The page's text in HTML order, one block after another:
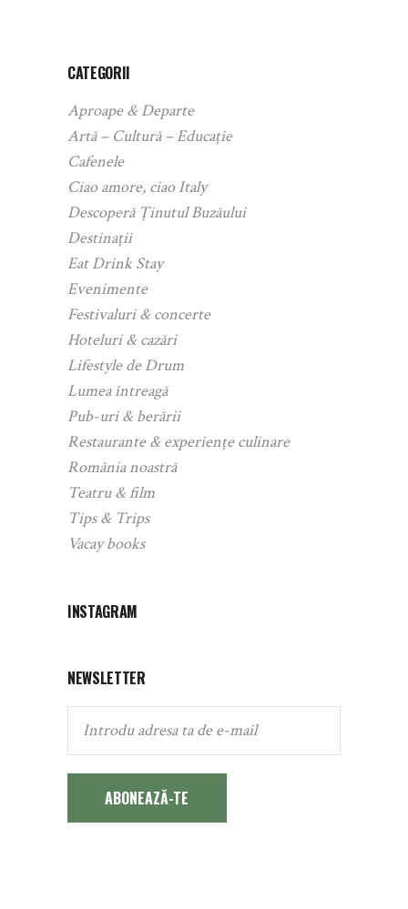
CATEGORII
Aproape & Departe
Artă – Cultură – Educație
Cafenele
Ciao amore, ciao Italy
Descoperă Ținutul Buzăului
Destinații
Eat Drink Stay
Evenimente
Festivaluri & concerte
Hoteluri & cazări
Lifestyle de Drum
Lumea întreagă
Pub-uri & berării
Restaurante & experiențe culinare
România noastră
Teatru & film
Tips & Trips
Vacay books
INSTAGRAM
NEWSLETTER
ABONEAZĂ-TE